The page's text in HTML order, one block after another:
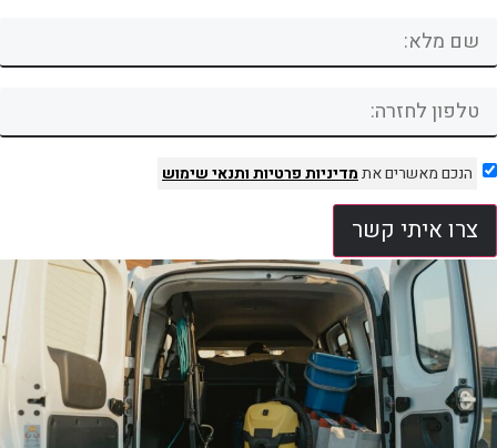
הנכם מאשרים אתמדיניות פרטיותותנאי שימוש
צרו איתי קשר